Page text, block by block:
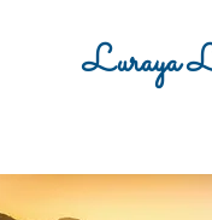
Luraya